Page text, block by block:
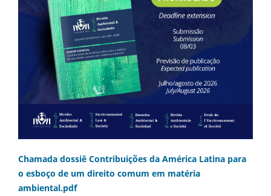
Chamada dossiê Contribuições da América Latina para
o esboço de um direito comum em matéria
ambiental.pdf